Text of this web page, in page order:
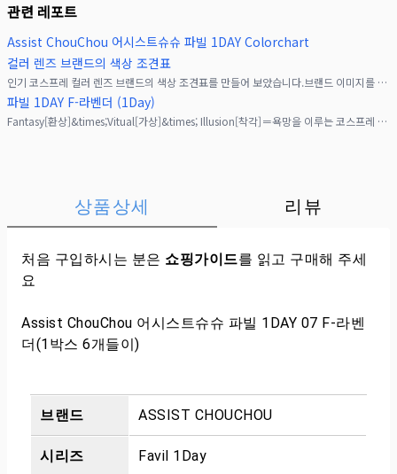
관련 레포트
Assist ChouChou 어시스트슈슈 파빌 1DAY Colorchart
컬러 렌즈 브랜드의 색상 조견표
인기 코스프레 컬러 렌즈 브랜드의 색상 조견표를 만들어 보았습니다.브랜드 이미지를 클릭하면 내용을 확인할 수 있습니다.자연스럽게 친숙한 컬러 렌즈!!&nbsp;4톤의 고발색으로 어
파빌 1DAY F-라벤더 (1Day)
Fantasy[환상]&times;Vitual[가상]&times; Illusion[착각]＝욕망을 이루는 코스프레 컬러렌즈「Favill(파빌)」 탄생!･ﾟ:ପ(｡ᵔ ⩊ ᵔ｡)ଓ:ﾟ･♡
상품상세 리뷰
처음 구입하시는 분은 쇼핑가이드를 읽고 구매해 주세
요
Assist ChouChou 어시스트슈슈 파빌 1DAY 07 F-라벤
더(1박스 6개들이)
브랜드 ASSIST CHOUCHOU
시리즈 Favil 1Day